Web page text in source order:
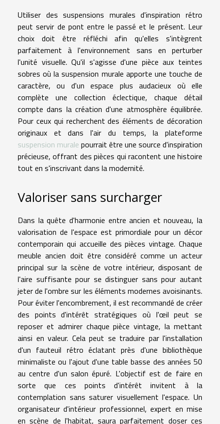
Utiliser des suspensions murales d'inspiration rétro
peut servir de pont entre le passé et le présent. Leur
choix doit être réfléchi afin qu'elles s'intègrent
parfaitement à l'environnement sans en perturber
l'unité visuelle. Qu'il s'agisse d'une pièce aux teintes
sobres où la suspension murale apporte une touche de
caractère, ou d'un espace plus audacieux où elle
complète une collection éclectique, chaque détail
compte dans la création d'une atmosphère équilibrée.
Pour ceux qui recherchent des éléments de décoration
originaux et dans l'air du temps, la plateforme
suspension murale pourrait être une source d'inspiration
précieuse, offrant des pièces qui racontent une histoire
tout en s'inscrivant dans la modernité.
Valoriser sans surcharger
Dans la quête d'harmonie entre ancien et nouveau, la
valorisation de l'espace est primordiale pour un décor
contemporain qui accueille des pièces vintage. Chaque
meuble ancien doit être considéré comme un acteur
principal sur la scène de votre intérieur, disposant de
l'aire suffisante pour se distinguer sans pour autant
jeter de l'ombre sur les éléments modernes avoisinants.
Pour éviter l'encombrement, il est recommandé de créer
des points d'intérêt stratégiques où l'œil peut se
reposer et admirer chaque pièce vintage, la mettant
ainsi en valeur. Cela peut se traduire par l'installation
d'un fauteuil rétro éclatant près d'une bibliothèque
minimaliste ou l'ajout d'une table basse des années 50
au centre d'un salon épuré. L'objectif est de faire en
sorte que ces points d'intérêt invitent à la
contemplation sans saturer visuellement l'espace. Un
organisateur d'intérieur professionnel, expert en mise
en scène de l'habitat, saura parfaitement doser ces